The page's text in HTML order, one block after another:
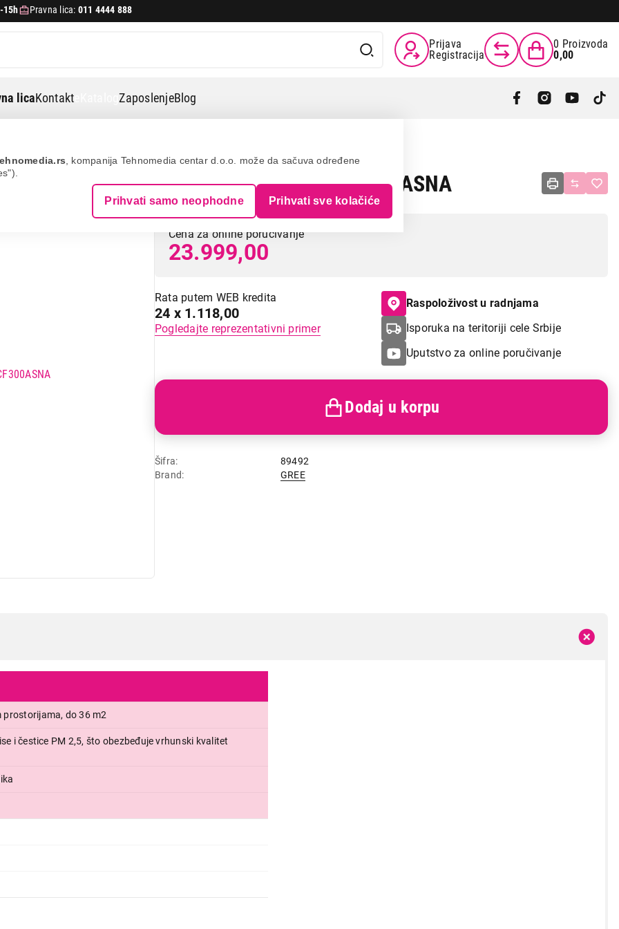
, kompanija Tehnomedia centar d.o.o. može da sačuva određene
Prihvati samo neophodne Prihvati sve kolačiće
15h Pravna lica: 011 4444 888
Prijava
Registracija
0 Proizvoda
0,00
licaKontakt eKatalogZaposlenjeBlog
GREE Comfort Aria GCF300ASNA
Cena za online poručivanje
23.999,00
Rata putem WEB kredita
24 x 1.118,00
Pogledajte reprezentativni primer
Raspoloživost u radnjama
Isporuka na teritoriji cele Srbije
Uputstvo za online poručivanje
Šifra
89492
Brand
GREE
Dodaj u korpu
prostorijama, do 36 m2
i čestice PM 2,5, što obezbeđuje vrhunski kvalitet